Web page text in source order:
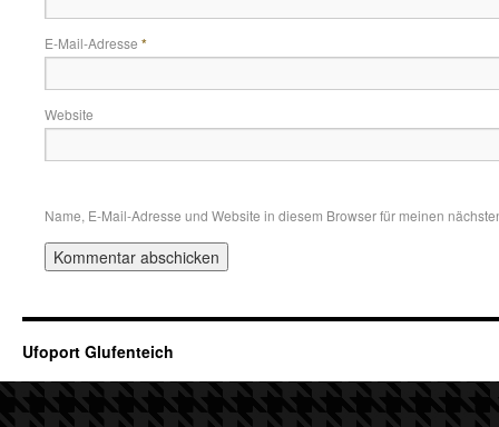
E-Mail-Adresse *
Website
Name, E-Mail-Adresse und Website in diesem Browser für meinen
Ufoport Glufenteich